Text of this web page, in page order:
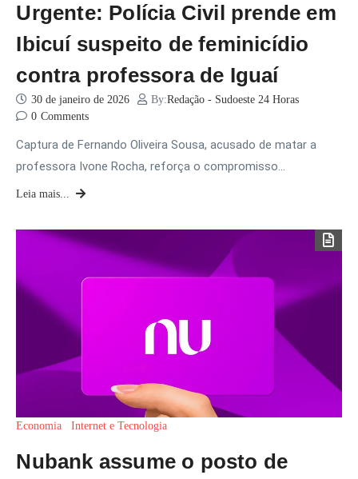
Urgente: Polícia Civil prende em
Ibicuí suspeito de feminicídio
contra professora de Iguaí
30 de janeiro de 2026 By:Redação - Sudoeste 24 Horas
0 Comments
Captura de Fernando Oliveira Sousa, acusado de matar a
professora Ivone Rocha, reforça o compromisso…
Leia mais...
Economia Internet e Tecnologia
Nubank assume o posto de